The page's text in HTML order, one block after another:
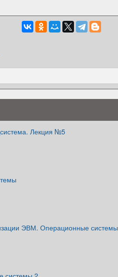
Лекция №5
ЭВМ. Операционные системы